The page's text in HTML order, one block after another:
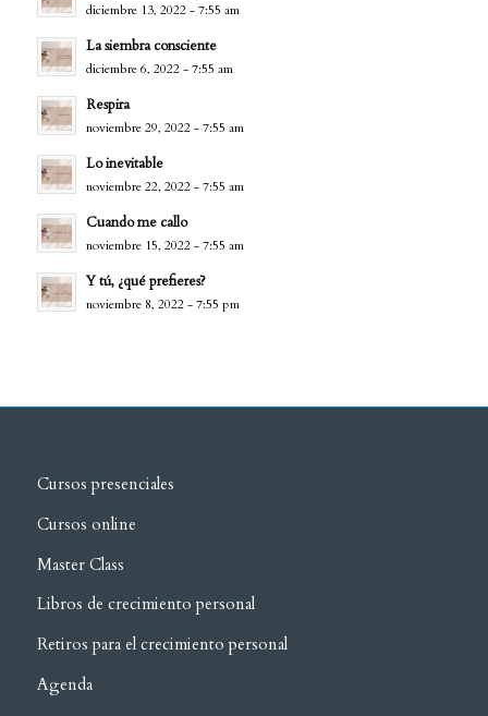
diciembre 13, 2022 - 7:55 am
La siembra consciente
diciembre 6, 2022 - 7:55 am
Respira
noviembre 29, 2022 - 7:55 am
Lo inevitable
noviembre 22, 2022 - 7:55 am
Cuando me callo
noviembre 15, 2022 - 7:55 am
Y tú, ¿qué prefieres?
noviembre 8, 2022 - 7:55 pm
Cursos presenciales
Cursos online
Master Class
Libros de crecimiento personal
Retiros para el crecimiento personal
Agenda